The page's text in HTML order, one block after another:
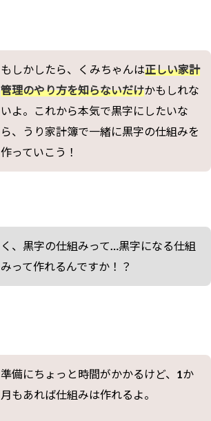
もしかしたら、くみちゃんは正しい家計
管理のやり方を知らないだけかもしれな
いよ。これから本気で黒字にしたいな
ら、うり家計簿で一緒に黒字の仕組みを
作っていこう！
く、黒字の仕組みって…黒字になる仕組
みって作れるんですか！？
準備にちょっと時間がかかるけど、1か
月もあれば仕組みは作れるよ。